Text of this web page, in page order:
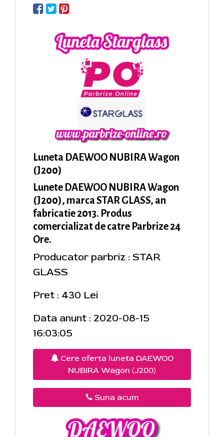
Luneta DAEWOO NUBIRA Wagon
(J200)
Lunete DAEWOO NUBIRA Wagon
(J200), marca STAR GLASS, an
fabricatie 2013. Produs
comercializat de catre Parbrize 24
Ore.
Producator parbriz : STAR
GLASS
Pret : 430 Lei
Data anunt : 2020-08-15
16:03:05
Cere oferta luneta DAEWOO
NUBIRA Wagon (J200)
Suna acum